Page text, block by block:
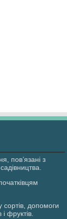
пов’язані з
допомоги
фруктів.